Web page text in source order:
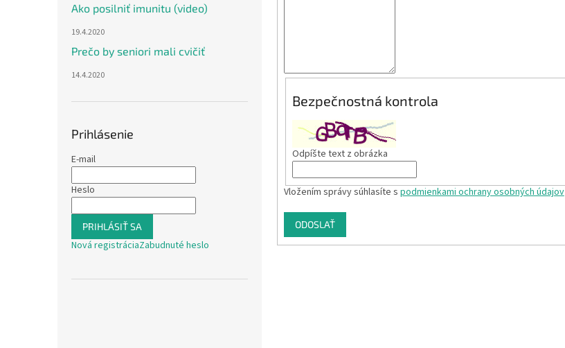
Ako posilniť imunitu (video)
19.4.2020
Prečo by seniori mali cvičiť
14.4.2020
Prihlásenie
E-mail
Heslo
PRIHLÁSIŤ SA
Nová registráciaZabudnuté heslo
Bezpečnostná kontrola
Odpíšte text z obrázka
Vložením správy súhlasíte s podmienkami ochrany osobných údajov
ODOSLAŤ